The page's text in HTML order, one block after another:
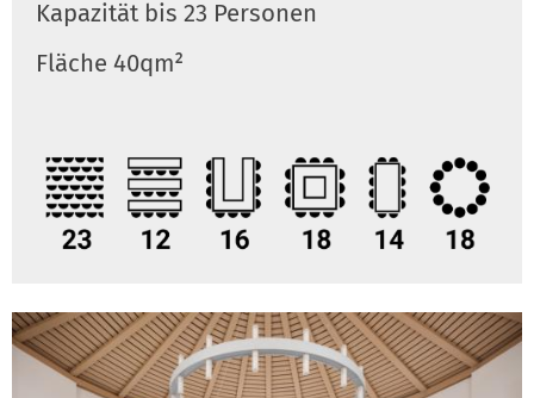
Kapazität bis 23 Personen
Fläche 40qm²